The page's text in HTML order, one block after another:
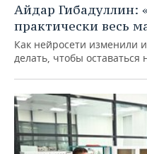
Айдар Гибадуллин:
практически весь
Как нейросети изменили
делать, чтобы оставаться